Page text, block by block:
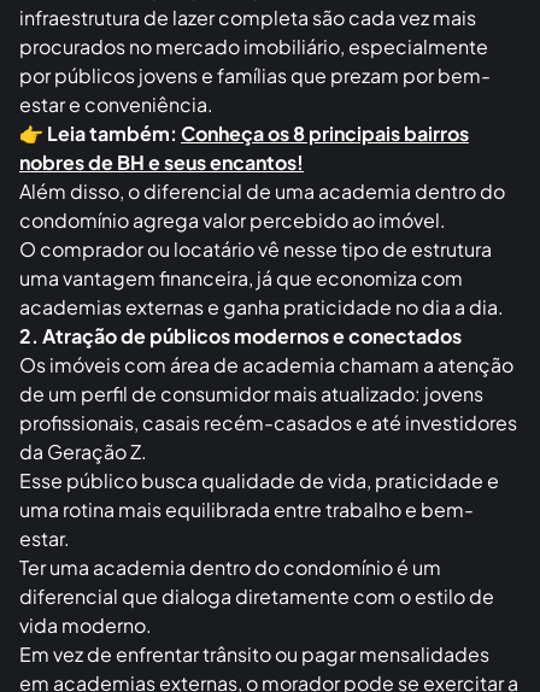
infraestrutura de lazer completa são cada vez mais
procurados no mercado imobiliário, especialmente
por públicos jovens e famílias que prezam por bem-
estar e conveniência.
👉 Leia também: Conheça os 8 principais bairros
nobres de BH e seus encantos!
Além disso, o diferencial de uma academia dentro do
condomínio agrega valor percebido ao imóvel.
O comprador ou locatário vê nesse tipo de estrutura
uma vantagem financeira, já que economiza com
academias externas e ganha praticidade no dia a dia.
2. Atração de públicos modernos e conectados
Os imóveis com área de academia chamam a atenção
de um perfil de consumidor mais atualizado: jovens
profissionais, casais recém-casados e até investidores
da Geração Z.
Esse público busca qualidade de vida, praticidade e
uma rotina mais equilibrada entre trabalho e bem-
estar.
Ter uma academia dentro do condomínio é um
diferencial que dialoga diretamente com o estilo de
vida moderno.
Em vez de enfrentar trânsito ou pagar mensalidades
em academias externas, o morador pode se exercitar a